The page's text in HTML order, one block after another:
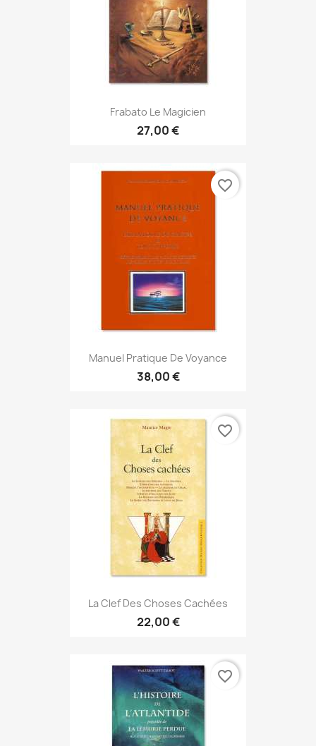
Frabato Le Magicien
27,00 €
Manuel Pratique De Voyance
38,00 €
favorite_border
La Clef Des Choses Cachées
22,00 €
favorite_border
favorite_border